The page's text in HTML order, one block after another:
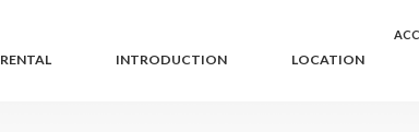
RENTAL INTRODUCTION LOCATION